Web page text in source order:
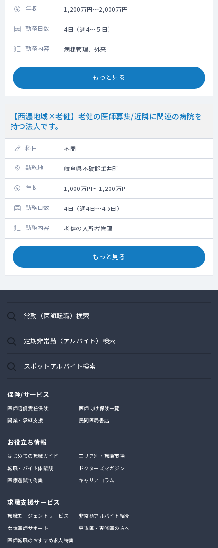
年収 1,200万円～2,000万円
勤務日数 4日（週4～５日）
勤務内容 病棟管理、外来
もっと見る
【西濃地域×老健】老健の医師募集/近隣に関連の病院を
持つ法人です。
科目 不問
勤務地 岐阜県不破郡垂井町
年収 1,000万円～1,200万円
勤務日数 4日（週4日～4.5日）
勤務内容 老健の入所者管理
もっと見る
常勤（医師転職）検索
定期非常勤（アルバイト）検索
スポットアルバイト検索
保険/サービス
医師賠償責任保険
医師向け保険一覧
開業・承継支援
民間医局書店
お役立ち情報
はじめての転職ガイド
エリア別・転職市場
転職・バイト体験談
ドクターズマガジン
医療過誤判例集
キャリアコラム
求職支援サービス
転職エージェントサービス
非常勤アルバイト紹介
女性医師サポート
専攻医・専修医の方へ
医師転職のおすすめ求人特集